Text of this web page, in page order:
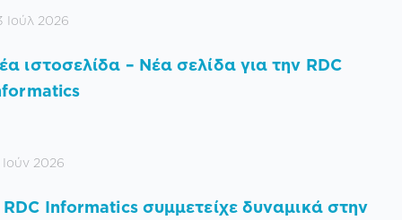
Ιούλ 2026
ιστοσελίδα – Νέα σελίδα για την RDC
Ιούν 2026
Informatics συμμετείχε δυναμικά στην